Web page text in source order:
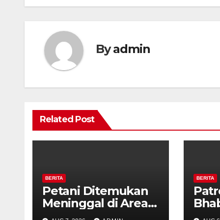
Byadmin
Related Post
BERITA
Petani Ditemukan
Meninggal di Area
Persawahan
BERITA
dan